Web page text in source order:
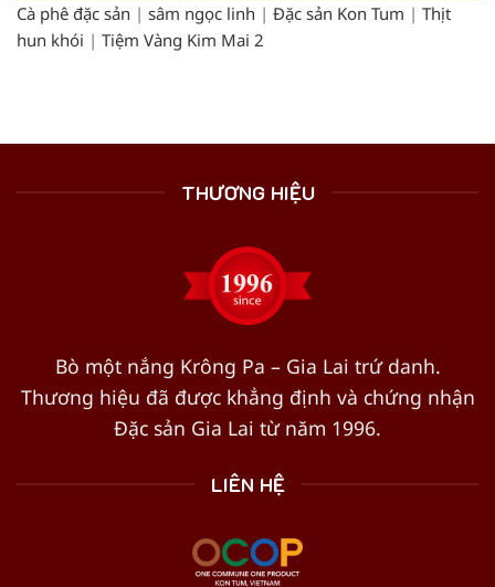
Cà phê đặc sản | sâm ngọc linh | Đặc sản Kon Tum | Thịt
hun khói | Tiệm Vàng Kim Mai 2
THƯƠNG HIỆU
Bò một nắng Krông Pa – Gia Lai trứ danh.
Thương hiệu đã được khẳng định và chứng nhận
Đặc sản Gia Lai từ năm 1996.
LIÊN HỆ